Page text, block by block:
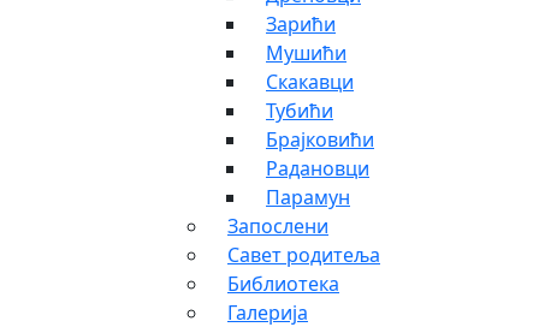
Зарићи
Мушићи
Скакавци
Тубићи
Брајковићи
Радановци
Парамун
Запослени
Савет родитеља
Библиотека
Галерија